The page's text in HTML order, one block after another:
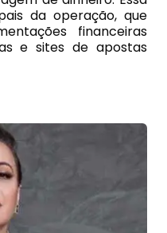
da operação, que
financeiras
e sites de apostas